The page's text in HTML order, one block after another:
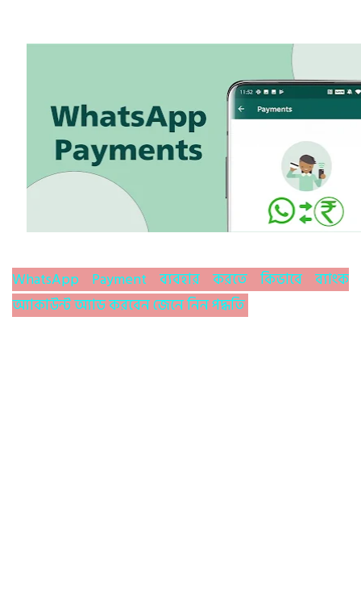
WhatsApp Payment ব্যবহার করতে কিভাবে ব্যাংক
অ্যাকাউন্ট অ্যাড করবেন জেনে নিন পদ্ধতি